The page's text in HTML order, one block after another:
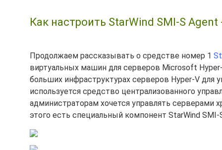
Как настроить StarWind SMI-S
Продолжаем рассказывать о средстве номер 1
виртуальных машин для серверов Microsoft
больших инфраструктурах серверов Hyper-V
используется средство централизованного
администраторам хочется управлять серверами
этого есть специальный компонент StarWind SMI-